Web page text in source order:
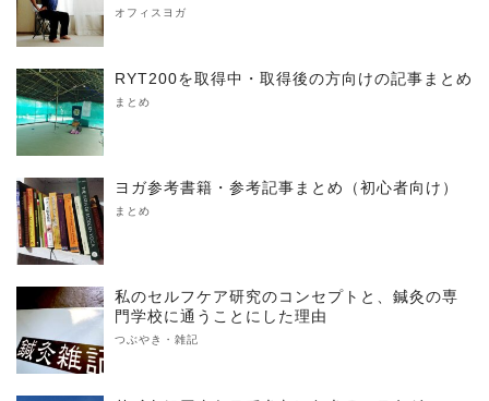
オフィスヨガ
RYT200を取得中・取得後の方向けの記事まとめ
まとめ
ヨガ参考書籍・参考記事まとめ（初心者向け）
まとめ
私のセルフケア研究のコンセプトと、鍼灸の専
門学校に通うことにした理由
つぶやき・雑記